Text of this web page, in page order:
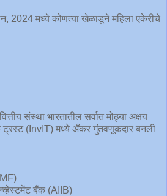
मध्ये कोणत्या खेळाडूने महिला एकेरीचे
संस्था भारतातील सर्वात मोठ्या अक्षय
ट्रस्ट (InvIT) मध्ये अँकर गुंतवणूकदार बनली
बँक (AIIB)